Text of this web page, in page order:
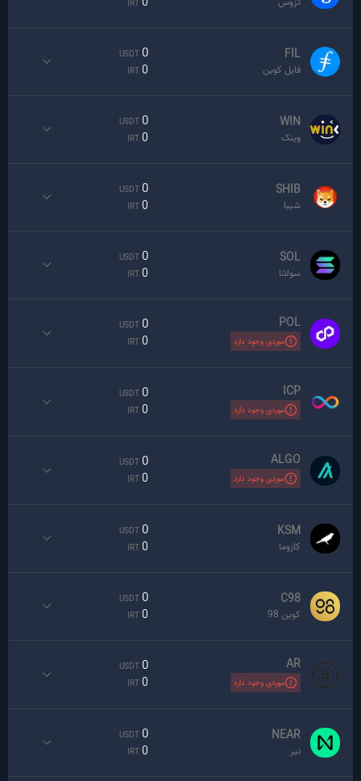
IRT
FIL
فایل کوین
0
USDT
0
IRT
WIN
وینک
0
USDT
0
IRT
SHIB
شیبا
0
USDT
0
IRT
SOL
سولانا
0
USDT
0
IRT
POL
موردی وجود دارد
0
USDT
0
IRT
ICP
موردی وجود دارد
0
USDT
0
IRT
ALGO
موردی وجود دارد
0
USDT
0
IRT
KSM
کازوما
0
USDT
0
IRT
C98
کوین 98
0
USDT
0
IRT
AR
موردی وجود دارد
0
USDT
0
IRT
NEAR
نیر
0
USDT
0
IRT